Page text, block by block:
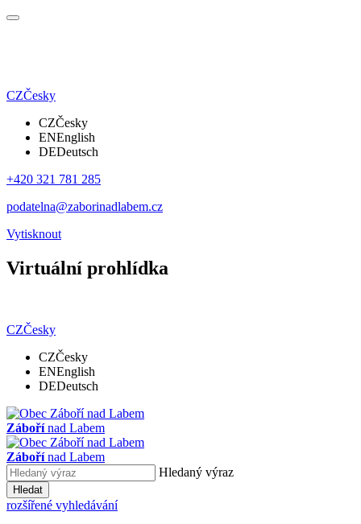
CZČesky
CZČesky
ENEnglish
DEDeutsch
+420 321 781 285
podatelna@zaborinadlabem.cz
Vytisknout
Virtuální prohlídka
CZČesky
CZČesky
ENEnglish
DEDeutsch
Zábořínad Labem
Zábořínad Labem
Hledaný výraz
Hledat
rozšířené vyhledávání